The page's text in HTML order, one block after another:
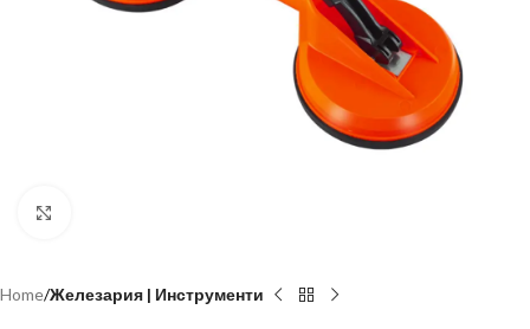
Home Железария | Инструменти